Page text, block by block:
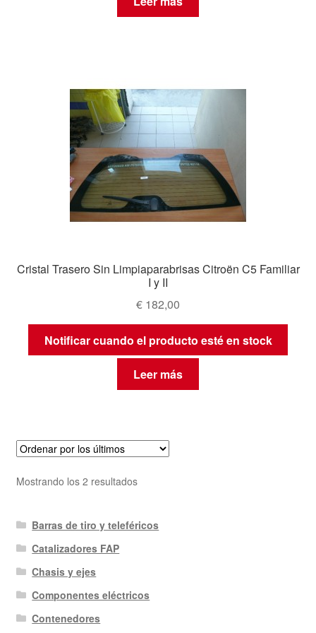
Cristal Trasero Sin Limpiaparabrisas Citroën C5 Familiar
I y II
€ 182,00
Notificar cuando el producto esté en stock
Leer más
Mostrando los 2 resultadosOrdenado
últimos
Barras de tiro y teleféricos
Catalizadores FAP
Chasis y ejes
Componentes eléctricos
Contenedores